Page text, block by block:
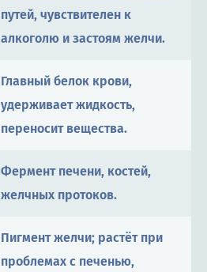
путей, чувствителен к
алкоголю и застоям желчи.
Главный белок крови,
удерживает жидкость,
переносит вещества.
Фермент печени, костей,
желчных протоков.
Пигмент желчи; растёт при
проблемах с печенью,